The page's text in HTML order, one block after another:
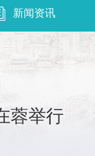
新闻资讯
蓉举行